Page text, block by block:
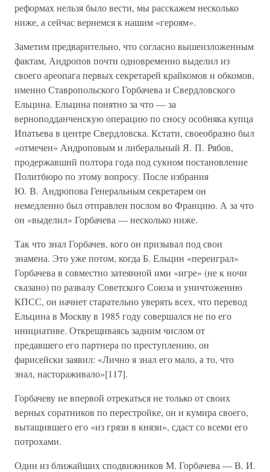
реформах нельзя было вести, мы расскажем несколько
ниже, а сейчас вернемся к нашим «героям».
Заметим предварительно, что согласно вышеизложенным
фактам, Андропов почти одновременно выделил из
своего ареопага первых секретарей крайкомов и обкомов,
именно Ставропольского Горбачева и Свердловского
Ельцина. Ельцина понятно за что — за
верноподданченскую операцию по сносу особняка купца
Ипатьева в центре Свердловска. Кстати, своеобразно был
«отмечен» Андроповым и либеральный Я. П. Рябов,
продержавший полтора года под сукном постановление
Политбюро по этому вопросу. После избрания
Ю. В. Андропова Генеральным секретарем он
немедленно был отправлен послом во Францию. А за что
он «выделил» Горбачева — несколько ниже.
Так что знал Горбачев, кого он призывал под свои
знамена. Это уже потом, когда Б. Ельцин «переиграл»
Горбачева в совместно затеянной ими «игре» (не к ночи
сказано) по развалу Советского Союза и уничтожению
КПСС, он начнет старательно уверять всех, что перевод
Ельцина в Москву в 1985 году совершался не по его
инициативе. Открещиваясь задним числом от
предавшего его партнера по преступлению, он
фарисейски заявил: «Лично я знал его мало, а то, что
знал, настораживало»[117].
Горбачеву не впервой отрекаться не только от своих
верных соратников по перестройке, он и кумира своего,
вытащившего его «из грязи в князи», сдаст со всеми его
потрохами.
Один из ближайших сподвижников М. Горбачева — В. И.